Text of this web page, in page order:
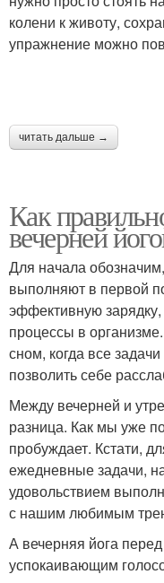
колени к животу,
упражнение можно
читать дальше →
Как
вечерней
Для начала
выполняют в первой
эффективную
процессы в
сном, когда все
позволить себе
Между вечерней и
разница. Как мы уже
пробуждает. Кстати,
ежедневные задачи,
удовольствием
с нашим любимым
А вечерняя йога
успокаивающим